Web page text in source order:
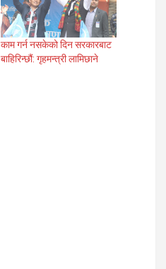
काम गर्न नसकेको दिन सरकारबाट
बाहिरिन्छौं: गृहमन्त्री लामिछाने